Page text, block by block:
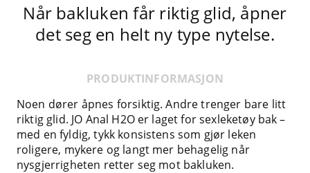
Når bakluken får riktig glid, åpner
det seg en helt ny type nytelse.
PRODUKTINFORMASJON
Noen dører åpnes forsiktig. Andre trenger bare litt
riktig glid. JO Anal H2O er laget for sexleketøy bak –
med en fyldig, tykk konsistens som gjør leken
roligere, mykere og langt mer behagelig når
nysgjerrigheten retter seg mot bakluken.